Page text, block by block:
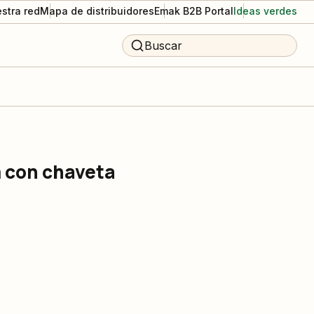
redMapa de distribuidoresEmak B2B PortalIdeas verdes
Buscar
chaveta